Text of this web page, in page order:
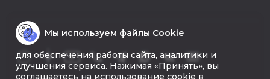
Мы используем файлы Cookie
для обеспечения работы сайта, аналитики и
улучшения сервиса. Нажимая «Принять», вы
соглашаетесь на использование cookie в